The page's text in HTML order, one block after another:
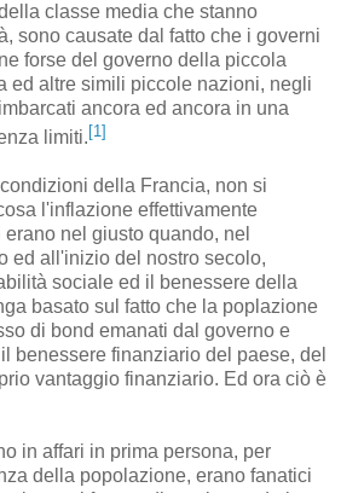
classe media che stanno
sono causate dal fatto che i governi
forse del governo della piccola
ed altre simili piccole nazioni, negli
ancora ed ancora in una
limiti.[1]
della Francia, non si
l'inflazione effettivamente
nel giusto quando, nel
ed all'inizio del nostro secolo,
sociale ed il benessere della
basato sul fatto che la poplazione
di bond emanati dal governo e
benessere finanziario del paese, del
vantaggio finanziario. Ed ora ciò è
in affari in prima persona, per
della popolazione, erano fanatici